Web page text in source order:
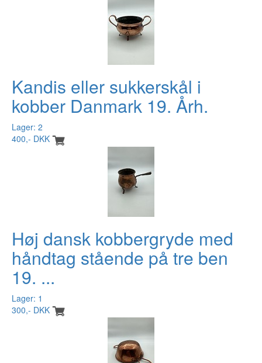
Kandis eller sukkerskål i
kobber Danmark 19. Årh.
Lager: 2
400,- DKK
Høj dansk kobbergryde med
håndtag stående på tre ben
19. ...
Lager: 1
300,- DKK